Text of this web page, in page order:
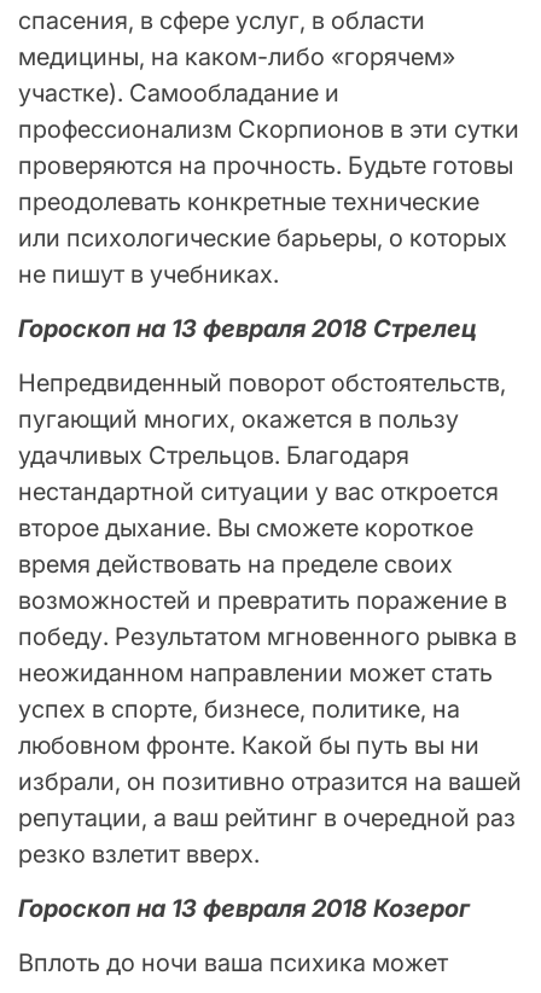
спасения, в сфере услуг, в области
медицины, на каком-либо «горячем»
участке). Самообладание и
профессионализм Скорпионов в эти сутки
проверяются на прочность. Будьте готовы
преодолевать конкретные технические
или психологические барьеры, о которых
не пишут в учебниках.
Гороскоп на 13 февраля 2018 Стрелец
Непредвиденный поворот обстоятельств,
пугающий многих, окажется в пользу
удачливых Стрельцов. Благодаря
нестандартной ситуации у вас откроется
второе дыхание. Вы сможете короткое
время действовать на пределе своих
возможностей и превратить поражение в
победу. Результатом мгновенного рывка в
неожиданном направлении может стать
успех в спорте, бизнесе, политике, на
любовном фронте. Какой бы путь вы ни
избрали, он позитивно отразится на вашей
репутации, а ваш рейтинг в очередной раз
резко взлетит вверх.
Гороскоп на 13 февраля 2018 Козерог
Вплоть до ночи ваша психика может